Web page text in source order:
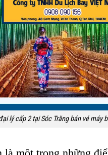
lý cấp 2 tại Sóc Trăng bán vé máy